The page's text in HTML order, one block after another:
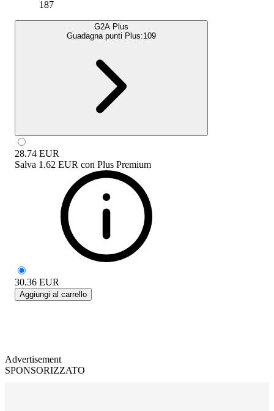
187
G2A Plus
Guadagna punti Plus:109
28.74 EUR
Salva 1.62 EUR con Plus Premium
30.36 EUR
Aggiungi al carrello
Advertisement
SPONSORIZZATO